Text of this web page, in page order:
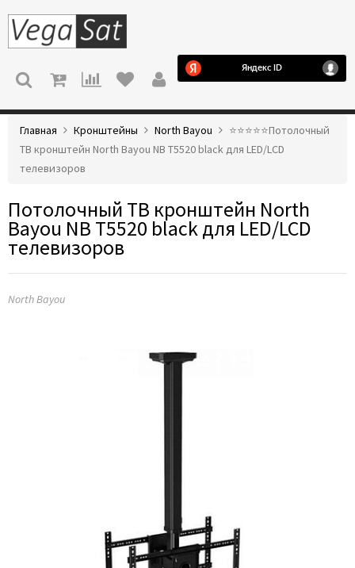
МЕНЮ
Главная Кронштейны North Bayou
⭐️⭐️⭐️⭐️⭐️Потолочный
ТВ кронштейн North Bayou NB T5520 black для LED/LCD
телевизоров
Потолочный ТВ кронштейн North
Bayou NB T5520 black для LED/LCD
телевизоров
North Bayou